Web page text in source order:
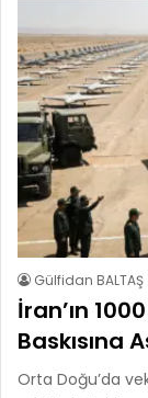
Gülfidan BALTAŞ
İran’ın
Baskısına
Orta Doğu’da